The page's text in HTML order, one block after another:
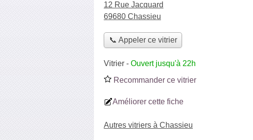
12 Rue Jacquard
69680 Chassieu
📞 Appeler ce vitrier
Vitrier - Ouvert jusqu'à 22h
Recommander ce vitrier
Améliorer cette fiche
Autres vitriers à Chassieu